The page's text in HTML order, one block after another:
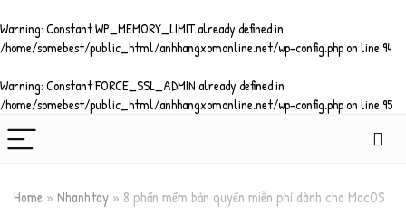
Warning: Constant WP_MEMORY_LIMIT already defined in
/home/somebest/public_html/anhhangxomonline.net/wp-config.phpon line94
Warning: Constant FORCE_SSL_ADMIN already defined in
/home/somebest/public_html/anhhangxomonline.net/wp-config.phpon line95
Home » Nhanhtay » 8 phần mềm bản quyền miễn phí dành cho MacOS